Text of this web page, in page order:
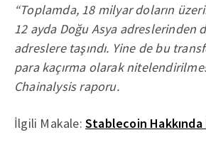
“Toplamda, 18 milyar doların
12 ayda Doğu Asya adreslerinden
adreslere taşındı. Yine de bu
para kaçırma olarak
Chainalysis raporu.
İlgili Makale: Stablecoin